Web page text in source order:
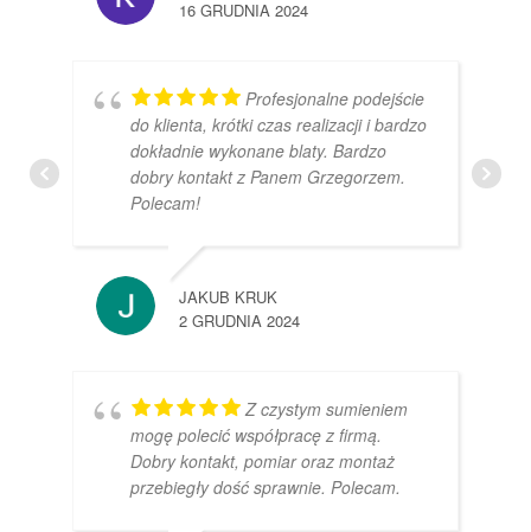
16 GRUDNIA 2024
Profesjonalne podejście
do klienta, krótki czas realizacji i bardzo
dokładnie wykonane blaty. Bardzo
dobry kontakt z Panem Grzegorzem.
Polecam!
JAKUB KRUK
2 GRUDNIA 2024
Z czystym sumieniem
mogę polecić współpracę z firmą.
Dobry kontakt, pomiar oraz montaż
przebiegły dość sprawnie. Polecam.